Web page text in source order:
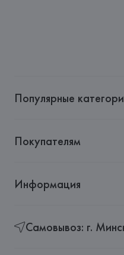
Страна происхождения
Популярные
Покупателям
Информация
Самовывоз: г.